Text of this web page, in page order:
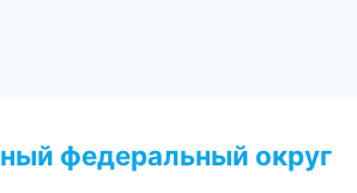
федеральный округ